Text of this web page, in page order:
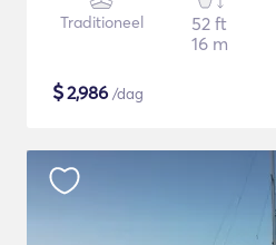
Traditioneel
52 ft
16 m
$2,986 /dag